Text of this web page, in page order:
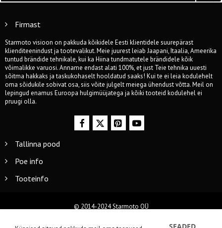
Firmast
Starmoto visioon on pakkuda kõikidele Eesti klientidele suurepärast
klienditeenindust ja tootevalikut. Meie juurest leiab Jaapani, Itaalia, Ameerika
tuntud brändide tehnikale, kui ka Hiina tundmatutele brändidele kõik
võimalikke varuosi. Anname endast alati 100%, et just Teie tehnika uuesti
sõitma hakkaks ja taskukohaselt hooldatud saaks! Kui te ei leia kodulehelt
oma sõidukile sobivat osa, siis võite julgelt meiega ühendust võtta. Meil on
lepingud enamus Euroopa hulgimüüjatega ja kõiki tooteid kodulehel ei
pruugi olla.
Tallinna pood
Poe info
Tooteinfo
© 2014-2024 Starmoto OÜ